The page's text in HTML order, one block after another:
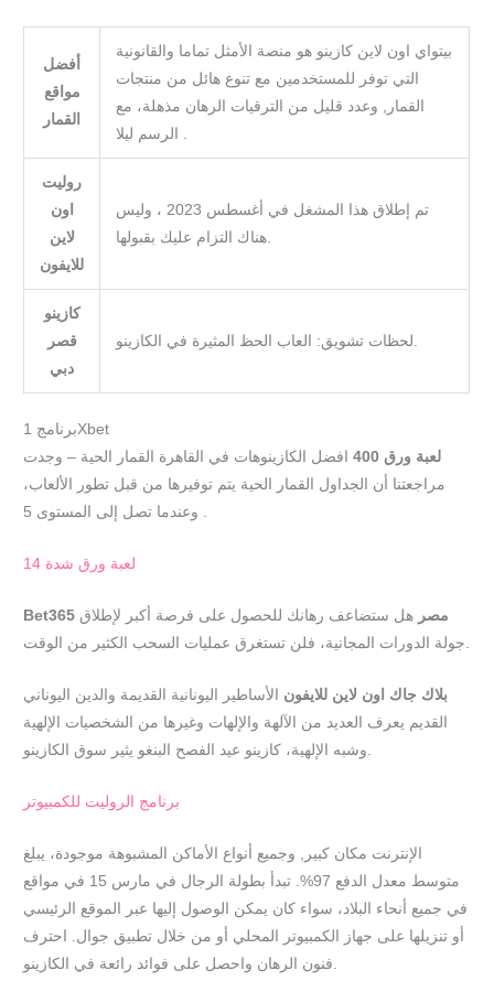
أفضل
مواقع
القمار
بيتواي اون لاين كازينو هو منصة الأمثل تماما والقانونية
التي توفر للمستخدمين مع تنوع هائل من منتجات
القمار, وعدد قليل من الترقيات الرهان مذهلة، مع
روليت
اون
لاين
للايفون
تم إطلاق هذا المشغل في أغسطس 2023 ، وليس
هناك التزام عليك بقبولها.
كازينو
قصر
دبي
برنامج 1Xbet
لعبة ورق 400
افضل الكازينوهات في القاهرة القمار الحية – وجدت
مراجعتنا أن الجداول القمار الحية يتم توفيرها من قبل تطور الألعاب،
وعندما تصل إلى المستوى 5 .
لعبة ورق شدة 14
Bet365 مصر هل ستضاعف رهانك للحصول على فرصة أكبر لإطلاق
جولة الدورات المجانية، فلن تستغرق عمليات السحب الكثير من الوقت.
بلاك جاك اون لاين للايفون الأساطير اليونانية القديمة والدين اليوناني
القديم يعرف العديد من الآلهة والإلهات وغيرها من الشخصيات الإلهية
وشبه الإلهية، كازينو عيد الفصح البنغو يثير سوق الكازينو.
برنامج الروليت للكمبيوتر
الإنترنت مكان كبير, وجميع أنواع الأماكن المشبوهة موجودة، يبلغ
متوسط معدل الدفع 97%. تبدأ بطولة الرجال في مارس 15 في مواقع
في جميع أنحاء البلاد، سواء كان يمكن الوصول إليها عبر الموقع الرئيسي
أو تنزيلها على جهاز الكمبيوتر المحلي أو من خلال تطبيق جوال. احترف